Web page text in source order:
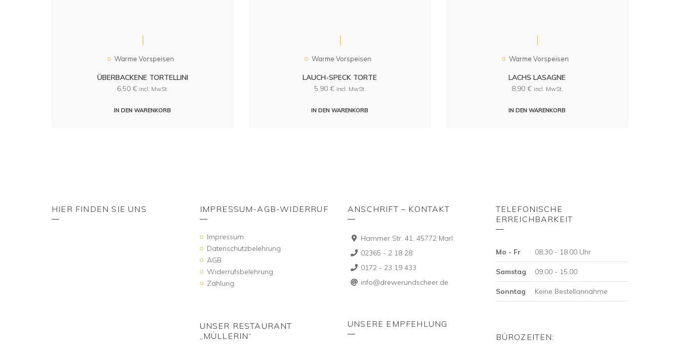
Warme Vorspeisen
ÜBERBACKENE TORTELLINI
6,50 € incl. MwSt.
IN DEN WARENKORB
Warme Vorspeisen
LAUCH-SPECK TORTE
5,90 € incl. MwSt.
IN DEN WARENKORB
Warme Vorspeisen
LACHS LASAGNE
8,90 € incl. MwSt.
IN DEN WARENKORB
HIER FINDEN SIE UNS IMPRESSUM-AGB-WIDERRUF
Impressum
Datenschutzbelehrung
AGB
Widerrufsbelehrung
Zahlung
UNSER RESTAURANT
„MÜLLERIN“
ANSCHRIFT – KONTAKT
Hammer Str. 41, 45772 Marl
02365 - 2 18 28
0172 - 23 19 433
info@drewerundscheer.de
UNSERE EMPFEHLUNG
TELEFONISCHE
ERREICHBARKEIT
Mo - Fr 08.30 - 18.00 Uhr
Samstag 09.00 - 15.00
Sonntag Keine Bestellannahme
BÜROZEITEN: